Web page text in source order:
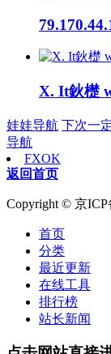
X. It鈥檚
娃娃导航 下次一
导航
FXOK
返回首页
Copyright © 京ICP
首页
分类
最近更新
在线工具
排行榜
站长新闻